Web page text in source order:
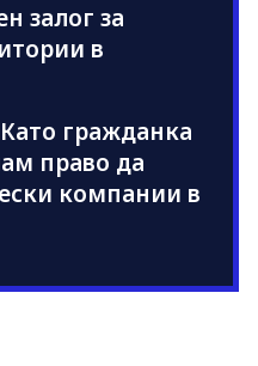
залог за
в
гражданка
право да
компании в